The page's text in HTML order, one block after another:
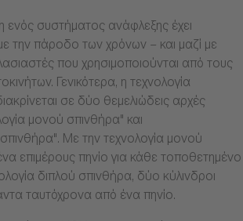
ενός συστήματος ανάφλεξης έχει
την πάροδο των χρόνων – και μαζί με
που χρησιμοποιούνται από τους
Γενικότερα, η τεχνολογία
σε δύο θεμελιώδεις αρχές
μονού σπινθήρα" και
Με την τεχνολογία μονού
επιμέρους πηνίο για κάθε τοποθετημένο
διπλού σπινθήρα, δύο κύλινδροι
ταυτόχρονα από ένα πηνίο.